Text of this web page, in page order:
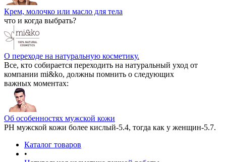
Крем, молочко или масло для тела
что и когда выбрать?
О переходе на натуральную косметику.
Все, кто собирается переходить на натуральный уход от
компании mi&ko, должны помнить о следующих
важных моментах:
Об особенностях мужской кожи
РН мужской кожи более кислый-5.4, тогда как у женщин-5.7.
Каталог товаров
•